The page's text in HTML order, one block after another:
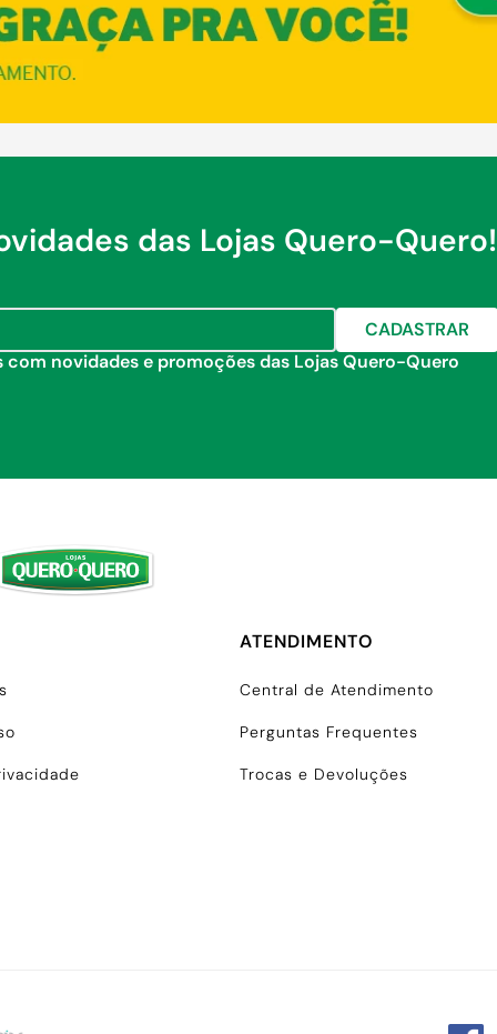
das Lojas Quero-Quero!
CADASTRAR
novidades e promoções das Lojas Quero-Quero
ATENDIMENTO
Central de Atendimento
Perguntas Frequentes
Trocas e Devoluções